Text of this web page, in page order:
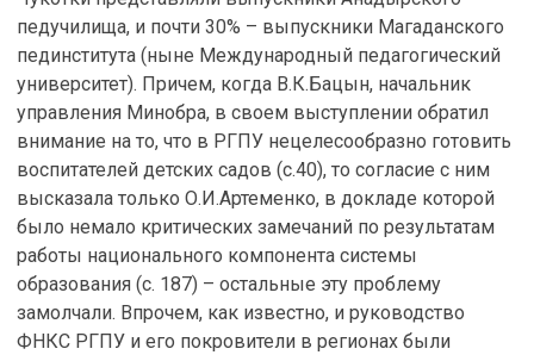
педучилища, и почти 30% – выпускники Магаданского
пединститута (ныне Международный педагогический
университет). Причем, когда В.К.Бацын, начальник
управления Минобра, в своем выступлении обратил
внимание на то, что в РГПУ нецелесообразно готовить
воспитателей детских садов (с.40), то согласие с ним
высказала только О.И.Артеменко, в докладе которой
было немало критических замечаний по результатам
работы национального компонента системы
образования (с. 187) – остальные эту проблему
замолчали. Впрочем, как известно, и руководство
ФНКС РГПУ и его покровители в регионах были